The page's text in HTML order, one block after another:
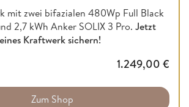
mit zwei bifazialen 480Wp Full Black
2,7 kWh Anker SOLIX 3 Pro. Jetzt
Kraftwerk sichern!
1.249,00 €
Zum Shop